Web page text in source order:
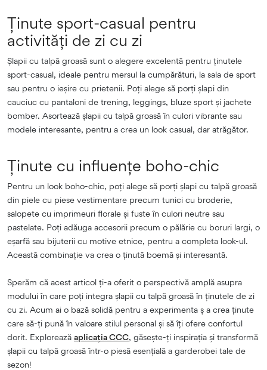
Ținute sport-casual pentru
activități de zi cu zi
Șlapii cu talpă groasă sunt o alegere excelentă pentru ținutele
sport-casual, ideale pentru mersul la cumpărături, la sala de sport
sau pentru o ieșire cu prietenii. Poți alege să porți șlapi din
cauciuc cu pantaloni de trening, leggings, bluze sport și jachete
bomber. Asortează șlapii cu talpă groasă în culori vibrante sau
modele interesante, pentru a crea un look casual, dar atrăgător.
Ținute cu influențe boho-chic
Pentru un look boho-chic, poți alege să porți șlapi cu talpă groasă
din piele cu piese vestimentare precum tunici cu broderie,
salopete cu imprimeuri florale și fuste în culori neutre sau
pastelate. Poți adăuga accesorii precum o pălărie cu boruri largi, o
eșarfă sau bijuterii cu motive etnice, pentru a completa look-ul.
Această combinație va crea o ținută boemă și interesantă.
Sperăm că acest articol ți-a oferit o perspectivă amplă asupra
modului în care poți integra șlapii cu talpă groasă în ținutele de zi
cu zi. Acum ai o bază solidă pentru a experimenta ș a crea ținute
care să-ți pună în valoare stilul personal și să îți ofere confortul
dorit. Explorează aplicația CCC, găsește-ți inspirația și transformă
șlapii cu talpă groasă într-o piesă esențială a garderobei tale de
sezon!